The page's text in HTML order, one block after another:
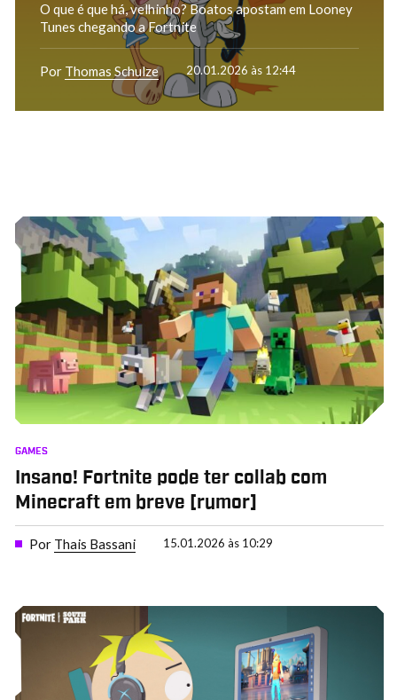
O que é que há, velhinho? Boatos apostam em Looney
Tunes chegando a Fortnite
Por Thomas Schulze 20.01.2026 às 12:44
GAMES
Insano! Fortnite pode ter collab com
Minecraft em breve [rumor]
Por Thais Bassani 15.01.2026 às 10:29